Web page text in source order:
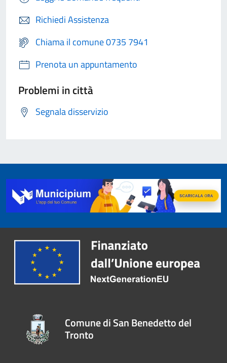
Richiedi Assistenza
Chiama il comune 0735 7941
Prenota un appuntamento
Problemi in città
Segnala disservizio
Comune di San Benedetto del
Tronto